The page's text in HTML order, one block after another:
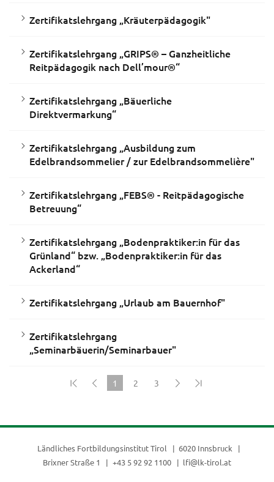
Zertifikatslehrgang „Kräuterpädagogik"
Zertifikatslehrgang „GRIPS® – Ganzheitliche
Reitpädagogik nach Dell’mour®“
Zertifikatslehrgang „Bäuerliche
Direktvermarkung“
Zertifikatslehrgang „Ausbildung zum
Edelbrandsommelier / zur Edelbrandsommelière"
Zertifikatslehrgang „FEBS® - Reitpädagogische
Betreuung“
Zertifikatslehrgang „Bodenpraktiker:in für das
Grünland“ bzw. „Bodenpraktiker:in für das
Ackerland“
Zertifikatslehrgang „Urlaub am Bauernhof"
Zertifikatslehrgang
„Seminarbäuerin/Seminarbauer"
1
2 3
Ländliches Fortbildungsinstitut Tirol
6020 Innsbruck
Brixner Straße 1
+43 5 92 92 1100 lfi@lk-tirol.at